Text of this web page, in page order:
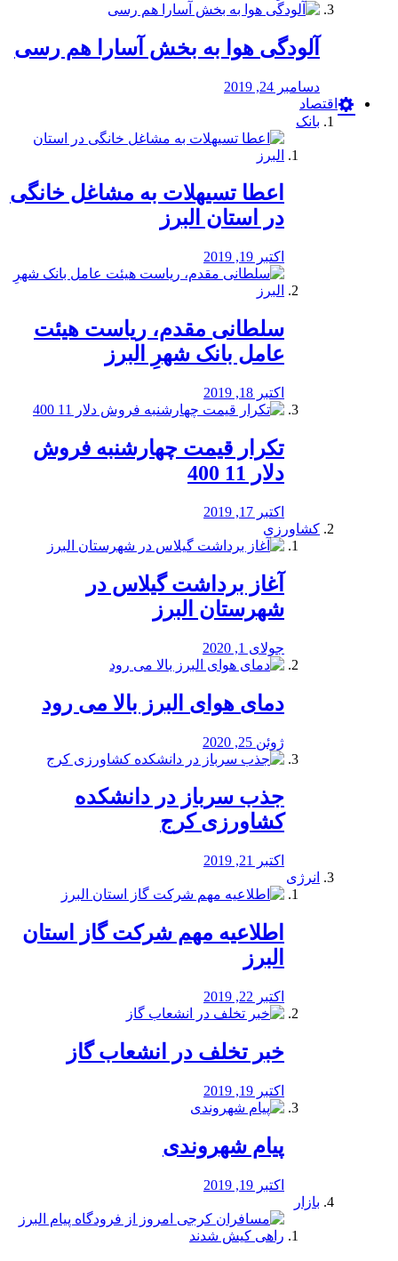
آلودگی هوا به بخش آسارا هم رسی
دسامبر 24, 2019
اقتصاد
بانک
️اعطا تسیهلات به مشاغل خانگی
در استان البرز
اکتبر 19, 2019
سلطانی مقدم، ریاست هیئت
عامل بانک شهرِ البرز
اکتبر 18, 2019
تکرار قیمت چهارشنبه فروش
دلار 11 400
اکتبر 17, 2019
کشاورزی
آغاز برداشت گیلاس در
شهرستان البرز
جولای 1, 2020
دمای هوای البرز بالا می رود
ژوئن 25, 2020
جذب سرباز در دانشکده
کشاورزی کرج
اکتبر 21, 2019
انرژی
️اطلاعیه مهم شرکت گاز استان
البرز
اکتبر 22, 2019
خبر تخلف در انشعاب گاز
اکتبر 19, 2019
پیام شهروندی
اکتبر 19, 2019
بازار